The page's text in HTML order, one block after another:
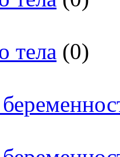
тела (0)